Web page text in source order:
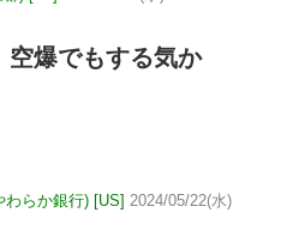
空爆でもする気か
らか銀行) [US] 2024/05/22(水)